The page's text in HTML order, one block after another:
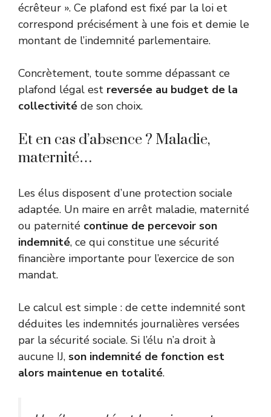
écrêteur ». Ce plafond est fixé par la loi et
correspond précisément à une fois et demie le
montant de l’indemnité parlementaire.
Concrètement, toute somme dépassant ce
plafond légal est reversée au budget de la
collectivité de son choix.
Et en cas d’absence ? Maladie,
maternité…
Les élus disposent d’une protection sociale
adaptée. Un maire en arrêt maladie, maternité
ou paternité continue de percevoir son
indemnité, ce qui constitue une sécurité
financière importante pour l’exercice de son
mandat.
Le calcul est simple : de cette indemnité sont
déduites les indemnités journalières versées
par la sécurité sociale. Si l’élu n’a droit à
aucune IJ, son indemnité de fonction est
alors maintenue en totalité.